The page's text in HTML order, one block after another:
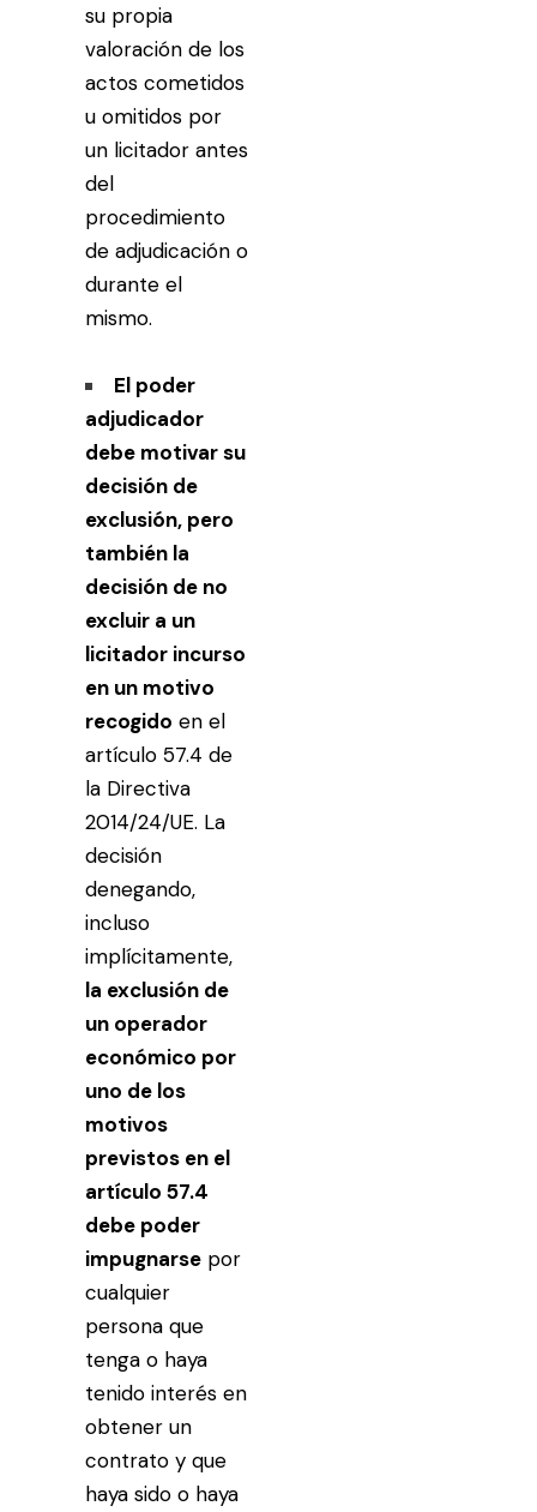
su propia
valoración de los
actos cometidos
u omitidos por
un licitador antes
del
procedimiento
de adjudicación o
durante el
mismo.
El poder
adjudicador
debe motivar su
decisión de
exclusión, pero
también la
decisión de no
excluir a un
licitador incurso
en un motivo
recogido en el
artículo 57.4 de
la Directiva
2014/24/UE. La
decisión
denegando,
incluso
implícitamente,
la exclusión de
un operador
económico por
uno de los
motivos
previstos en el
artículo 57.4
debe poder
impugnarse por
cualquier
persona que
tenga o haya
tenido interés en
obtener un
contrato y que
haya sido o haya